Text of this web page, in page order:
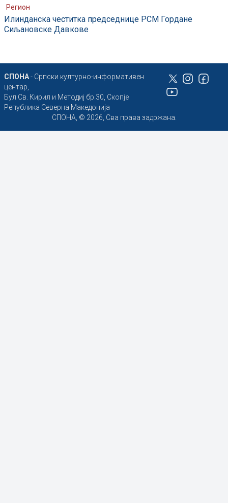
Регион
Илинданска честитка председнице РСМ Гордане
Сиљановске Давкове
СПОНА- Српски културно-информативен
центар,
Бул Св. Кирил и Методиј бр.30, Скопје
Република Северна Македонија
СПОНА, © 2026, Сва права задржана.